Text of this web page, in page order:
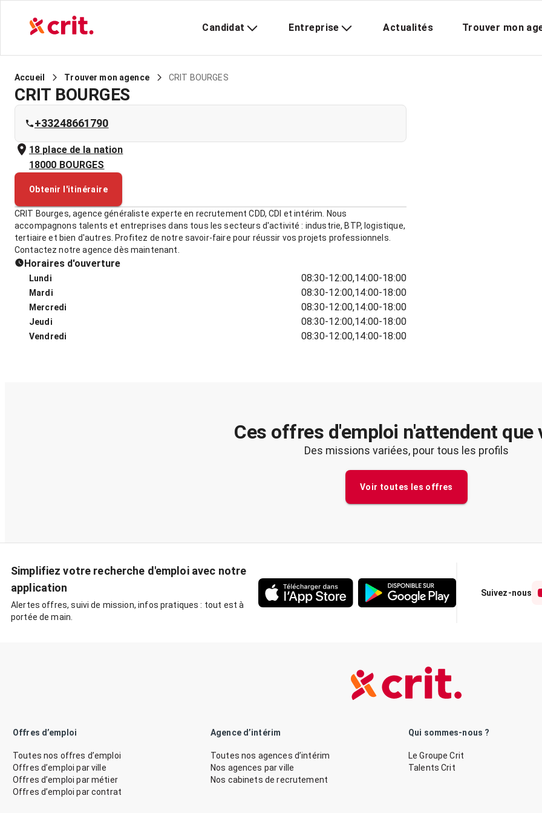
Candidat Entreprise Actualités Trouver mon
Accueil Trouver mon agence CRIT BOURGES
CRIT BOURGES
+33248661790
18 place de la nation
18000 BOURGES
Obtenir l'itinéraire
CRIT Bourges, agence généraliste experte en recrutement CDD, CDI et intérim. Nous
accompagnons talents et entreprises dans tous les secteurs d'activité : industrie, BTP, logistique,
tertiaire et bien d'autres. Profitez de notre savoir-faire pour réussir vos projets professionnels.
Contactez notre agence dès maintenant.
Horaires d'ouverture
Lundi 08:30-12:00,14:00-18:00
Mardi 08:30-12:00,14:00-18:00
Mercredi 08:30-12:00,14:00-18:00
Jeudi 08:30-12:00,14:00-18:00
Vendredi 08:30-12:00,14:00-18:00
Ces offres d'emploi n'attendent que
Des missions variées, pour tous les profils
Voir toutes les offres
Simplifiez votre recherche d'emploi avec notre
application
Alertes offres, suivi de mission, infos pratiques : tout est à
portée de main.
Suivez-nous
Offres d’emploi
Toutes nos offres d’emploi
Offres d’emploi par ville
Offres d’emploi par métier
Offres d’emploi par contrat
Agence d’intérim
Toutes nos agences d’intérim
Nos agences par ville
Nos cabinets de recrutement
Qui sommes-nous ?
Le Groupe Crit
Talents Crit